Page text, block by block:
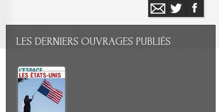
LES DERNIERS OUVRAGES PUBLIÉS